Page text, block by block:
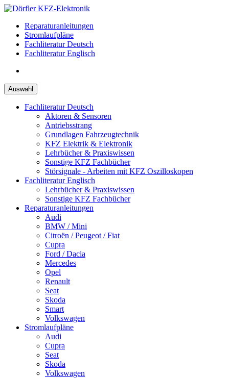
Zum
springenReparaturanleitungen
Stromlaufpläne
Fachliteratur Deutsch
Fachliteratur Englisch
Auswahl
Fachliteratur Deutsch
Aktoren & Sensoren
Antriebsstrang
Grundlagen Fahrzeugtechnik
KFZ Elektrik & Elektronik
Lehrbücher & Praxiswissen
Sonstige KFZ Fachbücher
Störsignale - Arbeiten mit KFZ Oszilloskopen
Fachliteratur Englisch
Lehrbücher & Praxiswissen
Sonstige KFZ Fachbücher
Reparaturanleitungen
Audi
BMW / Mini
Citroën / Peugeot / Fiat
Cupra
Ford / Dacia
Mercedes
Opel
Renault
Seat
Skoda
Smart
Volkswagen
Stromlaufpläne
Audi
Cupra
Seat
Skoda
Volkswagen